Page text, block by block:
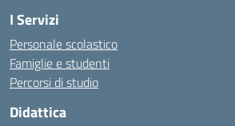
I Servizi
Personale scolastico
Famiglie e studenti
Percorsi di studio
Didattica